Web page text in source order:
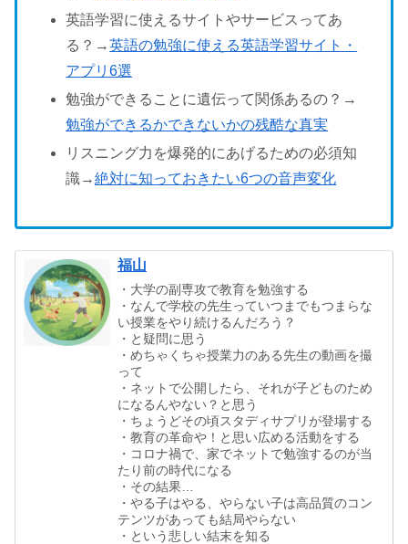
英語学習に使えるサイトやサービスってあ
る？→英語の勉強に使える英語学習サイト・
アプリ6選
勉強ができることに遺伝って関係あるの？→
勉強ができるかできないかの残酷な真実
リスニング力を爆発的にあげるための必須知
識→絶対に知っておきたい6つの音声変化
福山
・大学の副専攻で教育を勉強する
・なんで学校の先生っていつまでもつまらな
い授業をやり続けるんだろう？
・と疑問に思う
・めちゃくちゃ授業力のある先生の動画を撮
って
・ネットで公開したら、それが子どものため
になるんやない？と思う
・ちょうどその頃スタディサプリが登場する
・教育の革命や！と思い広める活動をする
・コロナ禍で、家でネットで勉強するのが当
たり前の時代になる
・その結果…
・やる子はやる、やらない子は高品質のコン
テンツがあっても結局やらない
・という悲しい結末を知る